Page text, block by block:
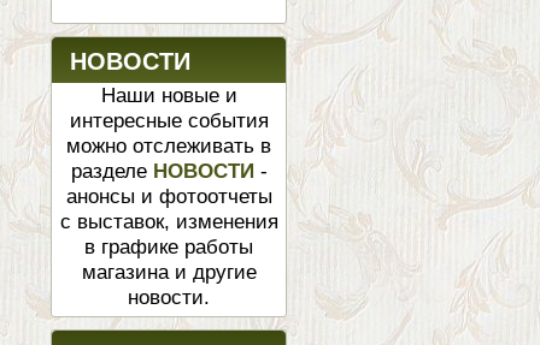
НОВОСТИ
Наши новые и
интересные события
можно отслеживать в
разделе НОВОСТИ -
анонсы и фотоотчеты
с выставок, изменения
в графике работы
магазина и другие
новости.